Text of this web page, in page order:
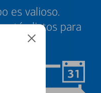
es valioso.
listos para